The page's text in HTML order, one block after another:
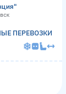
ПЕРЕВОЗКИ